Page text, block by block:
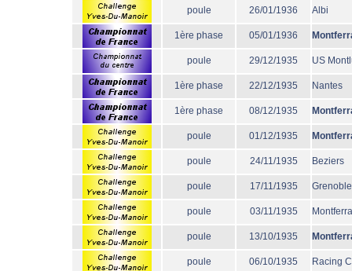
poule 26/01/1936 Albi
1ère phase 05/01/1936
poule 29/12/1935 US
1ère phase 22/12/1935 Nantes
1ère phase 08/12/1935
poule 01/12/1935
poule 24/11/1935 Beziers
poule 17/11/1935 Grenoble
poule 03/11/1935
poule 13/10/1935
poule 06/10/1935 Racing